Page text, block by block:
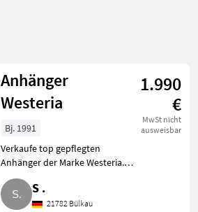
Anhänger
Westeria
1.990
€
MwSt nicht
ausweisbar
Bj. 1991
Verkaufe top gepflegten
Anhänger der Marke Westeria.
TÜV neu. Aus 1. Hand. Anhänger
PKW-Anhänger
S .
21782 Bülkau